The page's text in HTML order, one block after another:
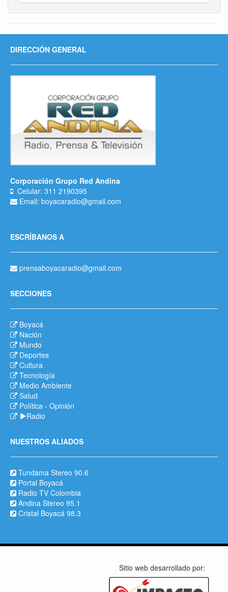
DIRECCIÓN GENERAL
Corporación Grupo Red Andina
Celular: 311 2190395
Email: boyacaradio@gmail.com
ESCRÍBANOS A
prensaboyacaradio@gmail.com
SECCIONES
Boyacá
Nación
Mundo
Deportes
Cultura
Tecnología
Medio Ambiente
Salud
Política - Opinión
Radio
NUESTROS ALIADOS
Tundama Stereo 90.6
Portal Boyacá
Radio TV Colombia
Andina Stereo 95.1
Cristal Boyacá 98.3
Sitio web desarrollado por: